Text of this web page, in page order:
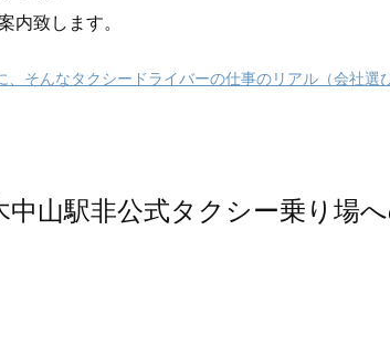
内致します。
、そんなタクシードライバーの仕事のリアル（会社選
中山駅非公式タクシー乗り場